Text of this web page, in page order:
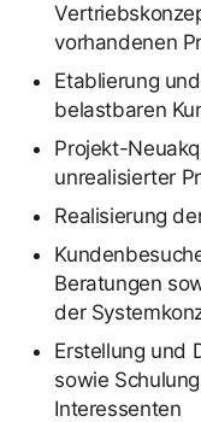
vorhandenen
Etablierung
belastbaren
Projekt-
unrealisierter
Realisierung
Beratungen
der
Erstellung und
sowie
Interessenten